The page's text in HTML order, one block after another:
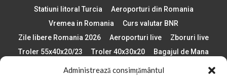
Administrează consimțământul
Statiuni litoral Turcia
Aeroporturi din Romania
Vremea in Romania
Curs valutar BNR
Zile libere Romania 2026
Aeroporturi live
Zboruri live
Troler 55x40x20/23
Troler 40x30x20
Bagajul de Mana
Paste 2026
Cele mai bune telefoane